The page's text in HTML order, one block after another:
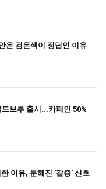
은 검은색이 정답인 이유
브루 출시...카페인 50%
이유, 둔해진 '갈증' 신호